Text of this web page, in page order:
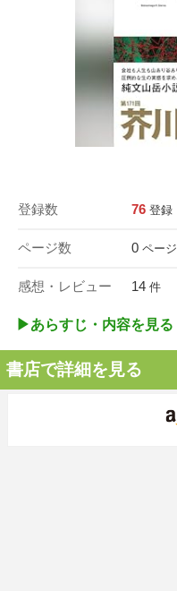
登録数 76 登録
ページ数 0 ページ
感想・レビュー 14 件
▶︎あらすじ・内容を見る
書店で詳細を見る